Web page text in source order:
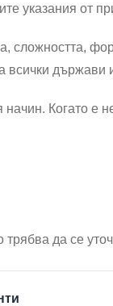
указания от
сложността,
държави
Когато
да се